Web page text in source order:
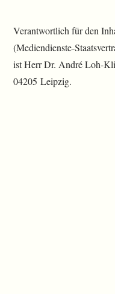
Verantwortlich für den
(Mediendienste-
ist Herr Dr. André Loh-
04205 Leipzig.